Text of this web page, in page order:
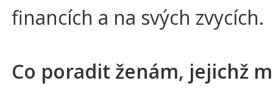
financích a na svých zvycích.
Co poradit ženám, jejichž